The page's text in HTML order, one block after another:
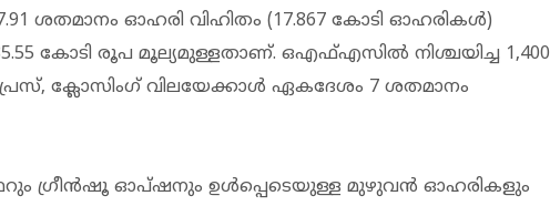
ശതമാനം ഓഹരി വിഹിതം (17.867 കോടി ഓഹരികള്‍)
കോടി രൂപ മൂല്യമുള്ളതാണ്. ഒഎഫ്എസില്‍ നിശ്ചയിച്ച 1,400
ക്ലോസിംഗ് വിലയേക്കാള്‍ ഏകദേശം 7 ശതമാനം
ഗ്രീന്‍ഷൂ ഓപ്ഷനും ഉള്‍പ്പെടെയുള്ള മുഴുവന്‍ ഓഹരികളും